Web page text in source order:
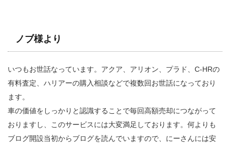
ノブ様より
いつもお世話なっています。アクア、アリオン、プラド、C-HRの
有料査定、ハリアーの購入相談などで複数回お世話になっており
ます。
車の価値をしっかりと認識することで毎回高額売却につながって
おりますし、このサービスには大変満足しております。何よりも
ブログ開設当初からブログを読んでいますので、にーさんには安